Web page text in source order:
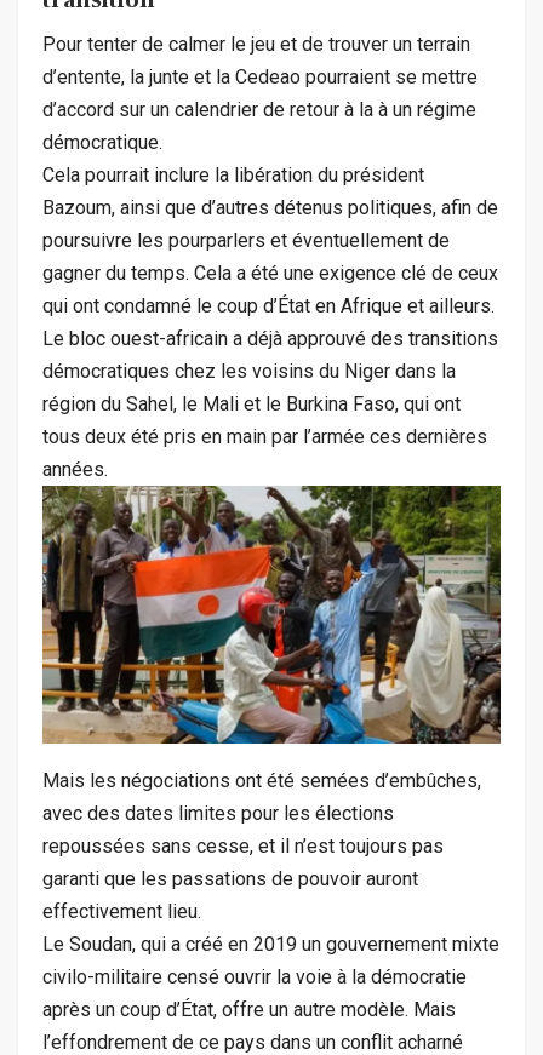
Pour tenter de calmer le jeu et de trouver un terrain
d’entente, la junte et la Cedeao pourraient se mettre
d’accord sur un calendrier de retour à la à un régime
démocratique.
Cela pourrait inclure la libération du président
Bazoum, ainsi que d’autres détenus politiques, afin de
poursuivre les pourparlers et éventuellement de
gagner du temps. Cela a été une exigence clé de ceux
qui ont condamné le coup d’État en Afrique et ailleurs.
Le bloc ouest-africain a déjà approuvé des transitions
démocratiques chez les voisins du Niger dans la
région du Sahel, le Mali et le Burkina Faso, qui ont
tous deux été pris en main par l’armée ces dernières
années.
Mais les négociations ont été semées d’embûches,
avec des dates limites pour les élections
repoussées sans cesse, et il n’est toujours pas
garanti que les passations de pouvoir auront
effectivement lieu.
Le Soudan, qui a créé en 2019 un gouvernement mixte
civilo-militaire censé ouvrir la voie à la démocratie
après un coup d’État, offre un autre modèle. Mais
l’effondrement de ce pays dans un conflit acharné